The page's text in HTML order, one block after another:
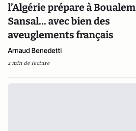
l’Algérie prépare à Boualem
Sansal… avec bien des
aveuglements français
Arnaud Benedetti
2 min de lecture